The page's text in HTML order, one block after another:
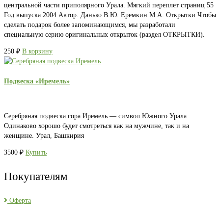
центральной части приполярного Урала. Мягкий переплет страниц 55
Год выпуска 2004 Автор: Данько В.Ю. Еремкин М.А. Открытки Чтобы
сделать подарок более запоминающимся, мы разработали
специальную серию оригинальных открыток (раздел ОТКРЫТКИ).
250 ₽ В корзину
Подвеска «Иремель»
Серебряная подвеска гора Иремель — символ Южного Урала.
Одинаково хорошо будет смотреться как на мужчине, так и на
женщине. Урал, Башкирия
3500 ₽ Купить
Покупателям
Оферта